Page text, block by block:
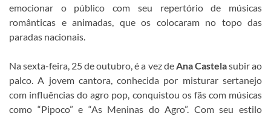
emocionar o público com seu repertório de músicas
românticas e animadas, que os colocaram no topo das
paradas nacionais.
Na sexta-feira, 25 de outubro, é a vez deAna Castelasubir ao
palco. A jovem cantora, conhecida por misturar sertanejo
com influências do agro pop, conquistou os fãs com músicas
como “Pipoco” e “As Meninas do Agro”. Com seu estilo